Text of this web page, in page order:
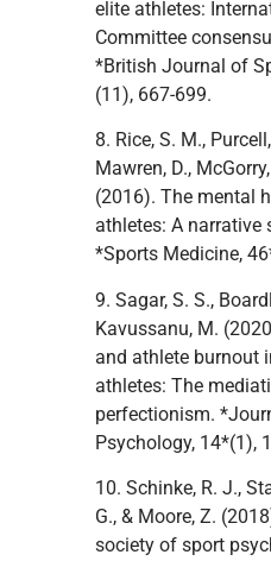
elite athletes:
Committee
*British Journal of
(11), 667-699.
8. Rice, S. M.,
Mawren, D.,
(2016). The mental
athletes: A narrative
*Sports Medicine,
9. Sagar, S. S.,
Kavussanu, M.
and athlete burnout
athletes: The
perfectionism.
Psychology, 14*(1),
10. Schinke, R. J.,
G., & Moore, Z.
society of sport